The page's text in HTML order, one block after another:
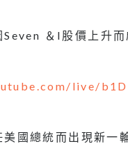
Seven ＆I股價上
live/
國總統而出現新一